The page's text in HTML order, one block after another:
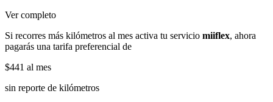
Ver completo
Si recorres más kilómetros al mes activa tu servicio miiflex, ahora
pagarás una tarifa preferencial de
$441 al mes
sin reporte de kilómetros